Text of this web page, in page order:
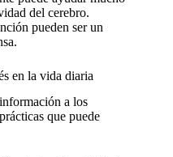
del cerebro.
pueden ser un
en la vida diaria
a los
que puede